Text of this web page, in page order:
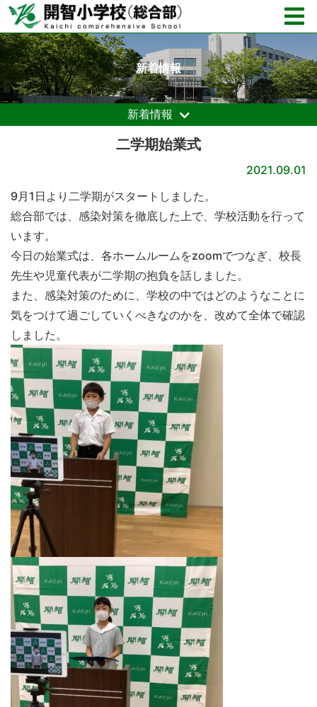
新着情報
新着情報
二学期始業式
2021.09.01
9月1日より二学期がスタートしました。
総合部では、感染対策を徹底した上で、学校活動を行って
います。
今日の始業式は、各ホームルームをzoomでつなぎ、校長
先生や児童代表が二学期の抱負を話しました。
また、感染対策のために、学校の中ではどのようなことに
気をつけて過ごしていくべきなのかを、改めて全体で確認
しました。